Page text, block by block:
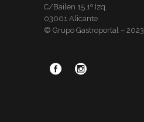
C/Bailen 15 1º Izq.
03001 Alicante
© Grupo Gastroportal – 2023